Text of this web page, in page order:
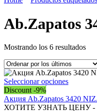
Ab.Zapatos
Mostrando los 6 resultados
los
Seleccionar opcionesEste
tiene
múltiples
Discount -9%
Акция Ab.Zapatos 3420
ХОТИТЕ УЗНАТЬ ЦЕНУ